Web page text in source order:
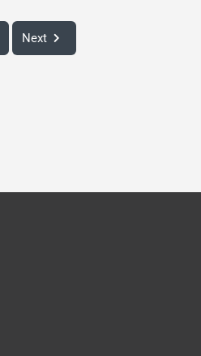
Next